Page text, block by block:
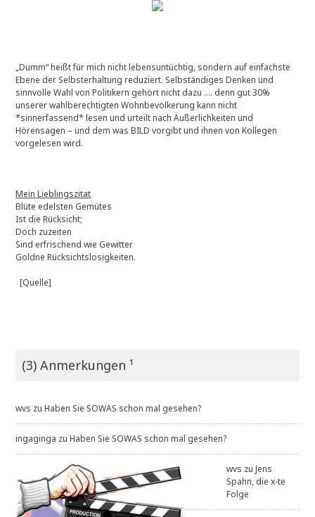
„Dumm“ heißt für mich nicht lebensuntüchtig, sondern auf einfachste
Ebene der Selbsterhaltung reduziert. Selbständiges Denken und
sinnvolle Wahl von Politikern gehört nicht dazu …. denn gut 30%
unserer wahlberechtigten Wohnbevölkerung kann nicht
*sinnerfassend* lesen und urteilt nach Äußerlichkeiten und
Hörensagen – und dem was BILD vorgibt und ihnen von Kollegen
vorgelesen wird.
Mein Lieblingszitat
Blüte edelsten Gemütes
Ist die Rücksicht;
Doch zuzeiten
Sind erfrischend wie Gewitter
Goldne Rücksichtslosigkeiten.
[Quelle]
(3) Anmerkungen ¹
wvs zuHaben Sie SOWAS schon mal gesehen?
ingaginga zuHaben Sie SOWAS schon mal gesehen?
wvs zuJens
Spahn, die x-te
Folge